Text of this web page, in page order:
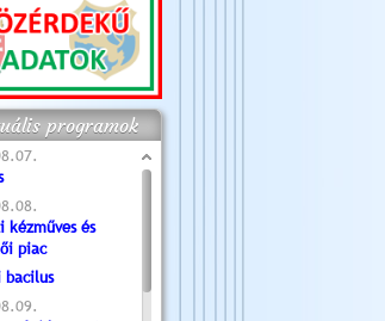
programok
kézműves és
piac
bacilus